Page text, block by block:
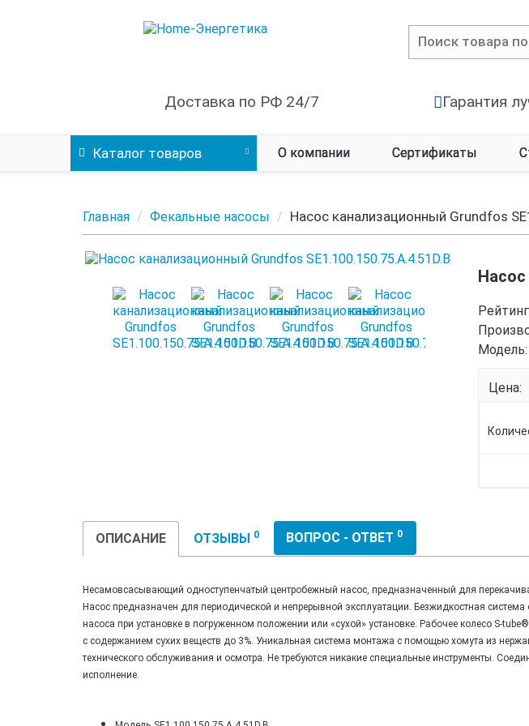
Доставка по РФ 24/7 Гарантия
Каталог товаров О компании Сертификаты
Главная Фекальные насосы Насос канализационный Grundfos
Насос
Модель:
Цена:
ОПИСАНИЕ ОТЗЫВЫ 0 ВОПРОС - ОТВЕТ 0
Несамовсасывающий одноступенчатый центробежный насос, предназначенный для
Насос предназначен для периодической и непрерывной эксплуатации. Безжидкостная
насоса при установке в погруженном положении или «сухой» установке. Рабочее колесо S-
с содержанием сухих веществ до 3%. Уникальная система монтажа с помощью хомута из
технического обслуживания и осмотра. Не требуются никакие специальные инструменты.
исполнение.